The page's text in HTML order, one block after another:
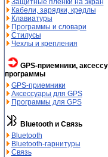
Защитные пленки на экран
Кабели, зарядки, кредлы
Клавиатуры
Программы и словари
Стилусы
Чехлы и крепления
GPS-приемники,
программы
GPS-приемники
Аксессуары для GPS
Программы для GPS
Bluetooth и Связь
Bluetooth
Bluetooth-гарнитуры
Связь